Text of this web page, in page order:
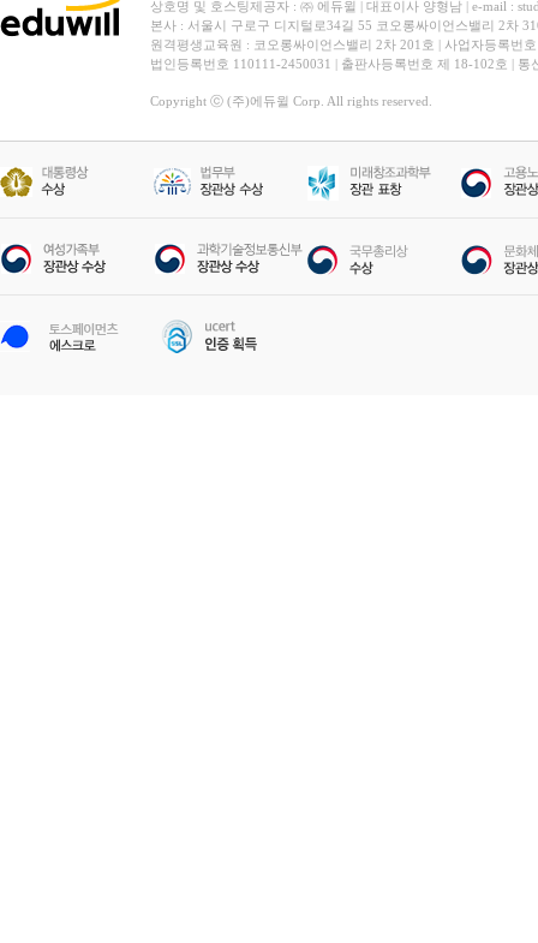
상호명 및 호스팅제공자 : ㈜ 에듀윌 | 대표이사 양형남 | e-mail :
본사 : 서울시 구로구 디지털로34길 55 코오롱싸이언스밸리 2차
원격평생교육원 : 코오롱싸이언스밸리 2차 201호 | 사업자등록번
법인등록번호 110111-2450031 | 출판사등록번호 제 18-102호 |
Copyright ⓒ (주)에듀윌 Corp. All rights reserved.